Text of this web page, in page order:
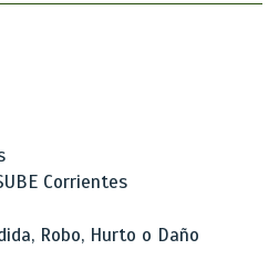
Corrientes
Robo, Hurto o Daño